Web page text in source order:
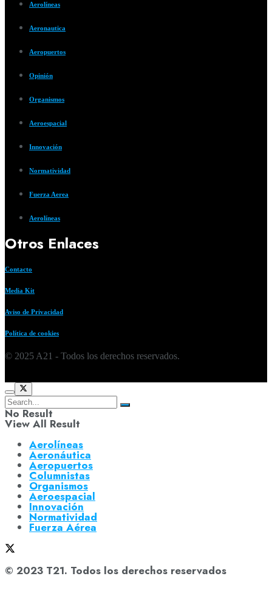
Aerolíneas
Aeronautica
Aeropuertos
Opinión
Organismos
Aeroespacial
Innovación
Normatividad
Fuerza Aerea
Aerolíneas
Otros Enlaces
Contacto
Media Kit
Aviso de Privacidad
Política de cookies
© 2025 A21 - Todos los derechos reservados.
No Result
View All Result
Aerolíneas
Aeronáutica
Aeropuertos
Columnistas
Organismos
Aeroespacial
Innovación
Normatividad
Fuerza Aérea
© 2023 T21. Todos los derechos reservados